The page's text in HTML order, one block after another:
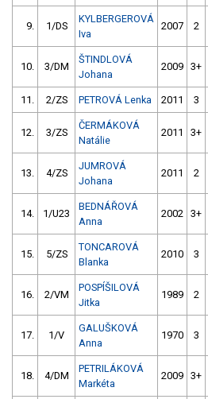
9. 1/DS
KYLBERGEROVÁ
Iva
2007 2
10. 3/DM
ŠTINDLOVÁ
Johana
2009 3+
11. 2/ZS PETROVÁ Lenka 2011 3
12. 3/ZS
ČERMÁKOVÁ
Natálie
2011 3+
13. 4/ZS
JUMROVÁ
Johana
2011 2
14. 1/U23
BEDNÁŘOVÁ
Anna
2002 3+
15. 5/ZS
TONCAROVÁ
Blanka
2010 3
16. 2/VM
POSPÍŠILOVÁ
Jitka
1989 2
17. 1/V
GALUŠKOVÁ
Anna
1970 3
18. 4/DM
PETRILÁKOVÁ
Markéta
2009 3+